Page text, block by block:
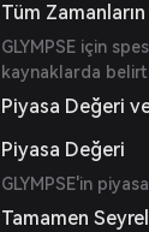
Tüm
GLYMPSE için
kaynaklarda
Piyasa Değeri
Piyasa Değeri
GLYMPSE'in
Tamamen